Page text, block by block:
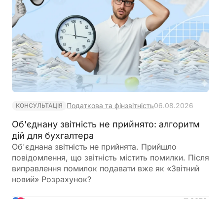
КОНСУЛЬТАЦІЯ Податкова та фінзвітність06.08.2026
Об'єднану звітність не прийнято: алгоритм
дій для бухгалтера
Об'єднана звітність не прийнята. Прийшло
повідомлення, що звітність містить помилки. Після
виправлення помилок подавати вже як «Звітний
новий» Розрахунок?